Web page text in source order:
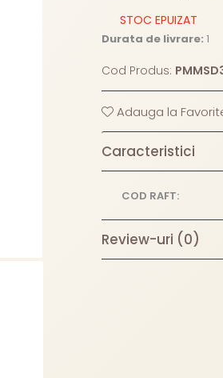
STOC EPUIZAT
Durata de livrare: 1
Cod Produs:
Adauga la
Caracteristici
COD RAFT:
Review-uri (0)